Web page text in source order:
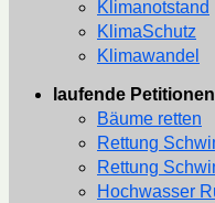
Klimanotstand
KlimaSchutz
Klimawandel
laufende Petitionen
Bäume retten
Rettung
Rettung
Hochwasser